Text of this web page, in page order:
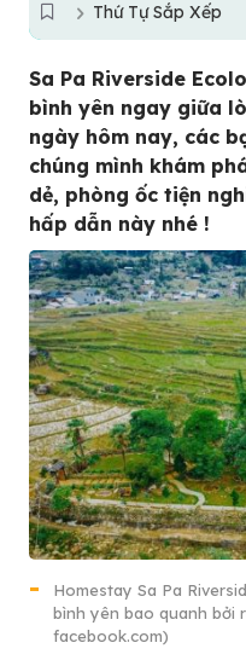
Thứ Tự Sắp Xếp
Sa Pa Riverside
bình yên ngay giữa
ngày hôm nay, các
chúng mình khám
dẻ, phòng ốc tiện
hấp dẫn này nhé !
Homestay Sa Pa
bình yên bao quanh bởi
facebook.com)